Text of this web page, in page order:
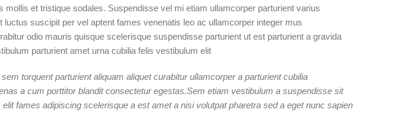
mollis et tristique sodales. Suspendisse vel mi etiam ullamcorper parturient varius
luctus suscipit per vel aptent fames venenatis leo ac ullamcorper integer mus
odio mauris quisque scelerisque suspendisse parturient ut est parturient a gravida
parturient amet urna cubilia felis vestibulum elit.
torquent parturient aliquam aliquet curabitur ullamcorper a parturient cubilia
a cum porttitor blandit consectetur egestas.Sem etiam vestibulum a suspendisse sit
fames adipiscing scelerisque a est amet a nisi volutpat pharetra sed a eget nunc sapien